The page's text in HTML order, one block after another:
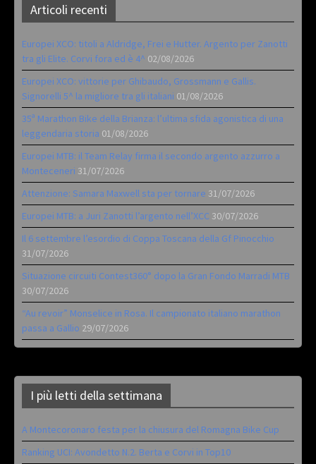
Articoli recenti
Europei XCO: titoli a Aldridge, Frei e Hutter. Argento per Zanotti
tra gli Elite. Corvi fora ed è 4^ 02/08/2026
Europei XCO: vittorie per Ghibaudo, Grossmann e Gallis.
Signorelli 5^ la migliore tra gli italiani 01/08/2026
35ª Marathon Bike della Brianza: l’ultima sfida agonistica di una
leggendaria storia 01/08/2026
Europei MTB: il Team Relay firma il secondo argento azzurro a
Monteceneri 31/07/2026
Attenzione: Samara Maxwell sta per tornare 31/07/2026
Europei MTB: a Juri Zanotti l’argento nell’XCC 30/07/2026
Il 6 settembre l’esordio di Coppa Toscana della Gf Pinocchio
31/07/2026
Situazione circuiti Contest360° dopo la Gran Fondo Marradi MTB
30/07/2026
“Au revoir” Monselice in Rosa. Il campionato italiano marathon
passa a Gallio 29/07/2026
I più letti della settimana
A Montecoronaro festa per la chiusura del Romagna Bike Cup
Ranking UCI: Avondetto N.2. Berta e Corvi in Top10